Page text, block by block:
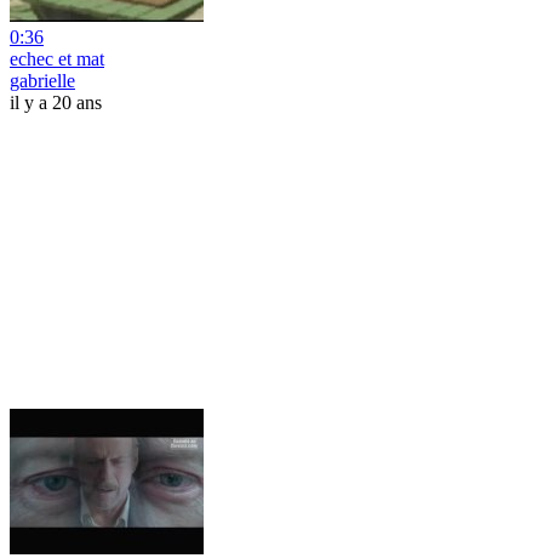
0:36
echec et mat
gabrielle
il y a 20 ans